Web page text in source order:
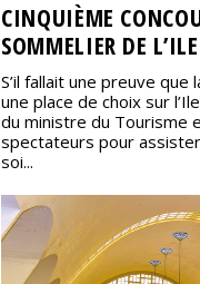
CINQUIÈME
SOMMELIER DE
S’il fallait une preuve que
une place de choix sur
du ministre du Tourisme
spectateurs pour
soi...